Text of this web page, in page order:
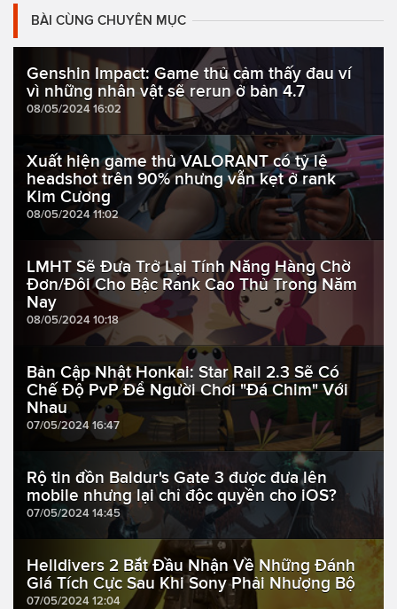
BÀI CÙNG CHUYÊN MỤC
Genshin Impact: Game thủ cảm thấy đau ví
vì những nhân vật sẽ rerun ở bản 4.7
08/05/2024 16:02
Xuất hiện game thủ VALORANT có tỷ lệ
headshot trên 90% nhưng vẫn kẹt ở rank
Kim Cương
08/05/2024 11:02
LMHT Sẽ Đưa Trở Lại Tính Năng Hàng Chờ
Đơn/Đôi Cho Bậc Rank Cao Thủ Trong Năm
Nay
08/05/2024 10:18
Bản Cập Nhật Honkai: Star Rail 2.3 Sẽ Có
Chế Độ PvP Để Người Chơi "Đá Chim" Với
Nhau
07/05/2024 16:47
Rộ tin đồn Baldur's Gate 3 được đưa lên
mobile nhưng lại chỉ độc quyền cho iOS?
07/05/2024 14:45
Helldivers 2 Bắt Đầu Nhận Về Những Đánh
Giá Tích Cực Sau Khi Sony Phải Nhượng Bộ
07/05/2024 12:04